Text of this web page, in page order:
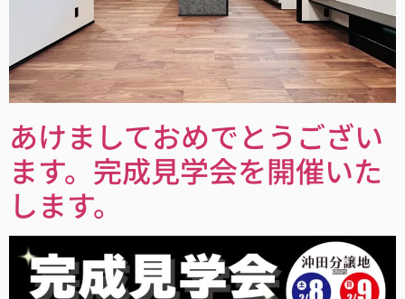
あけましておめでとうござい
ます。完成見学会を開催いた
します。